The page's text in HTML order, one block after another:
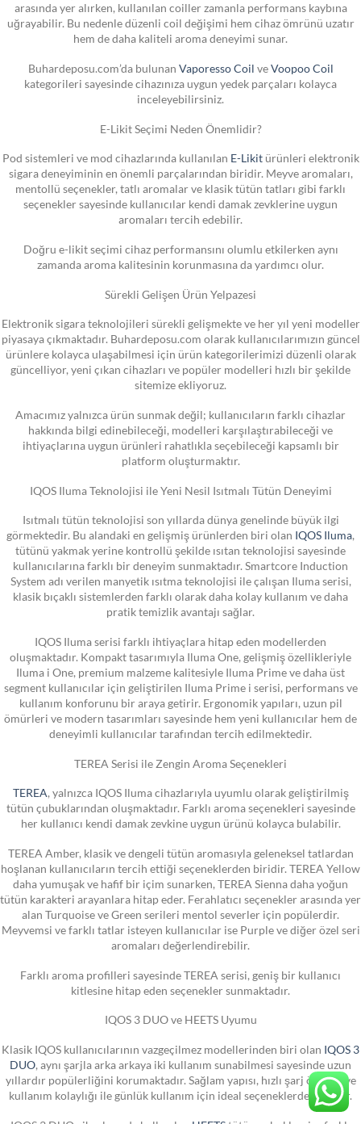
arasında yer alırken, kullanılan coiller zamanla performans kaybına
uğrayabilir. Bu nedenle düzenli coil değişimi hem cihaz ömrünü uzatır
hem de daha kaliteli aroma deneyimi sunar.
Buhardeposu.com’da bulunan Vaporesso Coil veVoopoo Coil
kategorileri sayesinde cihazınıza uygun yedek parçaları kolayca
inceleyebilirsiniz.
E-Likit Seçimi Neden Önemlidir?
Pod sistemleri ve mod cihazlarında kullanılan E-Likitürünleri elektronik
sigara deneyiminin en önemli parçalarından biridir. Meyve aromaları,
mentollü seçenekler, tatlı aromalar ve klasik tütün tatları gibi farklı
seçenekler sayesinde kullanıcılar kendi damak zevklerine uygun
aromaları tercih edebilir.
Doğru e-likit seçimi cihaz performansını olumlu etkilerken aynı
zamanda aroma kalitesinin korunmasına da yardımcı olur.
Sürekli Gelişen Ürün Yelpazesi
Elektronik sigara teknolojileri sürekli gelişmekte ve her yıl yeni modeller
piyasaya çıkmaktadır. Buhardeposu.com olarak kullanıcılarımızın güncel
ürünlere kolayca ulaşabilmesi için ürün kategorilerimizi düzenli olarak
güncelliyor, yeni çıkan cihazları ve popüler modelleri hızlı bir şekilde
sitemize ekliyoruz.
Amacımız yalnızca ürün sunmak değil; kullanıcıların farklı cihazlar
hakkında bilgi edinebileceği, modelleri karşılaştırabileceği ve
ihtiyaçlarına uygun ürünleri rahatlıkla seçebileceği kapsamlı bir
platform oluşturmaktır.
IQOS Iluma Teknolojisi ile Yeni Nesil Isıtmalı Tütün Deneyimi
Isıtmalı tütün teknolojisi son yıllarda dünya genelinde büyük ilgi
görmektedir. Bu alandaki en gelişmiş ürünlerden biri olan IQOS Iluma,
tütünü yakmak yerine kontrollü şekilde ısıtan teknolojisi sayesinde
kullanıcılarına farklı bir deneyim sunmaktadır. Smartcore Induction
System adı verilen manyetik ısıtma teknolojisi ile çalışan Iluma serisi,
klasik bıçaklı sistemlerden farklı olarak daha kolay kullanım ve daha
pratik temizlik avantajı sağlar.
IQOS Iluma serisi farklı ihtiyaçlara hitap eden modellerden
oluşmaktadır. Kompakt tasarımıyla Iluma One, gelişmiş özellikleriyle
Iluma i One, premium malzeme kalitesiyle Iluma Prime ve daha üst
segment kullanıcılar için geliştirilen Iluma Prime i serisi, performans ve
kullanım konforunu bir araya getirir. Ergonomik yapıları, uzun pil
ömürleri ve modern tasarımları sayesinde hem yeni kullanıcılar hem de
deneyimli kullanıcılar tarafından tercih edilmektedir.
TEREA Serisi ile Zengin Aroma Seçenekleri
TEREA, yalnızca IQOS Iluma cihazlarıyla uyumlu olarak geliştirilmiş
tütün çubuklarından oluşmaktadır. Farklı aroma seçenekleri sayesinde
her kullanıcı kendi damak zevkine uygun ürünü kolayca bulabilir.
TEREA Amber, klasik ve dengeli tütün aromasıyla geleneksel tatlardan
hoşlanan kullanıcıların tercih ettiği seçeneklerden biridir. TEREA Yellow
daha yumuşak ve hafif bir içim sunarken, TEREA Sienna daha yoğun
tütün karakteri arayanlara hitap eder. Ferahlatıcı seçenekler arasında yer
alan Turquoise ve Green serileri mentol severler için popülerdir.
Meyvemsi ve farklı tatlar isteyen kullanıcılar ise Purple ve diğer özel seri
aromaları değerlendirebilir.
Farklı aroma profilleri sayesinde TEREA serisi, geniş bir kullanıcı
kitlesine hitap eden seçenekler sunmaktadır.
IQOS 3 DUO ve HEETS Uyumu
Klasik IQOS kullanıcılarının vazgeçilmez modellerinden biri olan IQOS 3
DUO, aynı şarjla arka arkaya iki kullanım sunabilmesi sayesinde uzun
yıllardır popülerliğini korumaktadır. Sağlam yapısı, hızlı şarj özelliği ve
kullanım kolaylığı ile günlük kullanım için ideal seçeneklerden biridir.